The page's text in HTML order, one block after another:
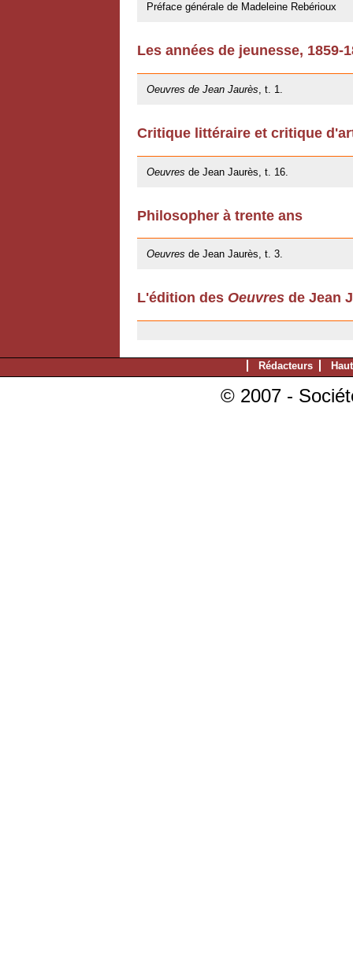
Préface générale de Madeleine Rebérioux
Les années de jeunesse, 1859-
Oeuvres de Jean Jaurès , t. 1.
Critique littéraire et critique
Oeuvres de Jean Jaurès, t. 16.
Philosopher à trente ans
Oeuvres de Jean Jaurès, t. 3.
L'édition des Oeuvres de Jean
Rédacteurs
© 2007 -